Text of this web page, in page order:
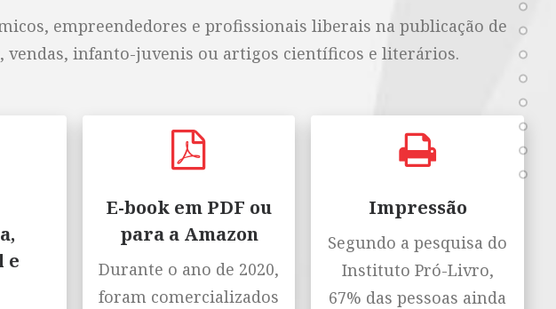
empreendedores e profissionais liberais na publicação de
vendas, infanto-juvenis ou artigos científicos e literários.
e
E-book em PDF ou
para a Amazon
Durante o ano de 2020,
foram comercializados
Impressão
Segundo a pesquisa do
Instituto Pró-Livro,
67% das pessoas ainda